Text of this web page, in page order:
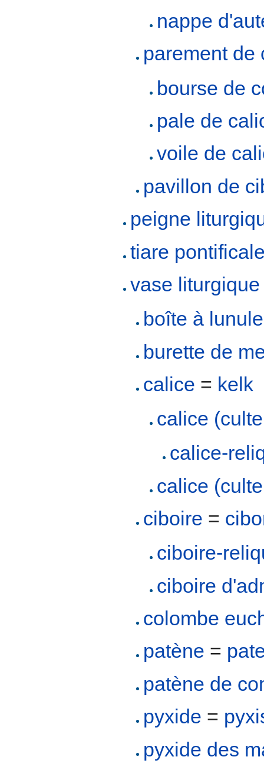
nappe
parement de
bourse de
pale de
voile de
pavillon de
peigne
tiare
vase liturgique
boîte à lunule
burette de
calice = kelk
calice
calice-
calice
ciboire =
ciboire-
ciboire
colombe
patène =
patène de
pyxide =
pyxide des